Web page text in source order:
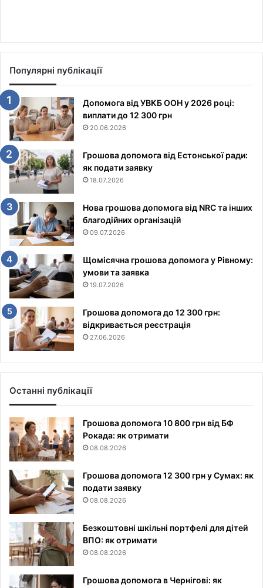
Популярні публікації
Допомога від УВКБ ООН у 2026 році:
виплати до 12 300 грн
20.06.2026
Грошова допомога від Естонської ради:
як подати заявку
18.07.2026
Нова грошова допомога від NRC та інших
благодійних організацій
09.07.2026
Щомісячна грошова допомога у Рівному:
умови та заявка
19.07.2026
Грошова допомога до 12 300 грн:
відкривається реєстрація
27.06.2026
Останні публікації
Грошова допомога 10 800 грн від БФ
Рокада: як отримати
08.08.2026
Грошова допомога 12 300 грн у Сумах: як
подати заявку
08.08.2026
Безкоштовні шкільні портфелі для дітей
ВПО: як отримати
08.08.2026
Грошова допомога в Чернігові: як